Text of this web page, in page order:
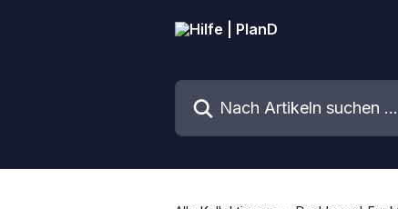
Nach Artikeln suchen …